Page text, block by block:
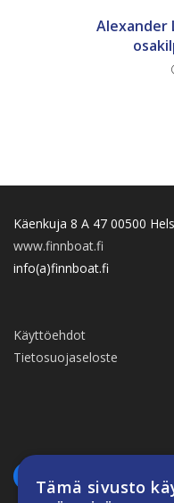
Alexander
Käenkuja 8 A 47 00500
www.finnboat.fi
info(a)finnboat.fi
Käyttöehdot
Tietosuojaseloste
Tämä sivusto